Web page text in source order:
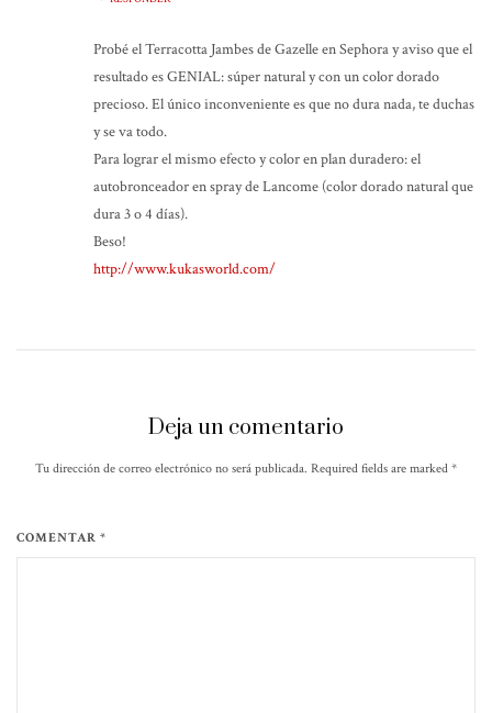
Probé el Terracotta Jambes de Gazelle en Sephora y aviso que el
resultado es GENIAL: súper natural y con un color dorado
precioso. El único inconveniente es que no dura nada, te duchas
y se va todo.
Para lograr el mismo efecto y color en plan duradero: el
autobronceador en spray de Lancome (color dorado natural que
dura 3 o 4 días).
Beso!
http://www.kukasworld.com/
Deja un comentario
Tu dirección de correo electrónico no será publicada. Required fields are marked *
COMENTAR *